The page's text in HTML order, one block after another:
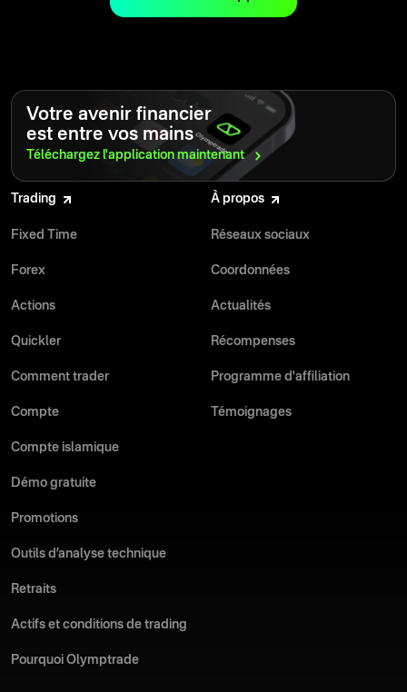
besoin pour développer vos compétences et atteindre vos
Votre avenir financier
est entre vos mains
Téléchargez l'applicationmaintenant
Trading
Fixed Time
Forex
Actions
Quickler
Comment trader
Compte
Compte islamique
Démo gratuite
Promotions
Outils d’analyse technique
Retraits
Actifs et conditions de trading
Pourquoi Olymptrade
À propos
Réseaux sociaux
Coordonnées
Actualités
Récompenses
Programme d'affiliation
Témoignages